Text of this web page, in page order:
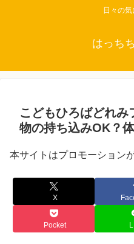
日々の
はっち
こどもひろばどれみ
物の持ち込みOK？
本サイトはプロモーション
X
Pocket